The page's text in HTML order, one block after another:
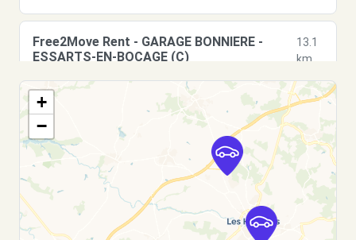
Free2Move Rent - GARAGE BONNIERE -
ESSARTS-EN-BOCAGE (C)
13.1
km
1 IMPASSE DU VIVIER - SAINTE FLORENCE
ESSARTS-EN-BOCAGE, 85140
+
−